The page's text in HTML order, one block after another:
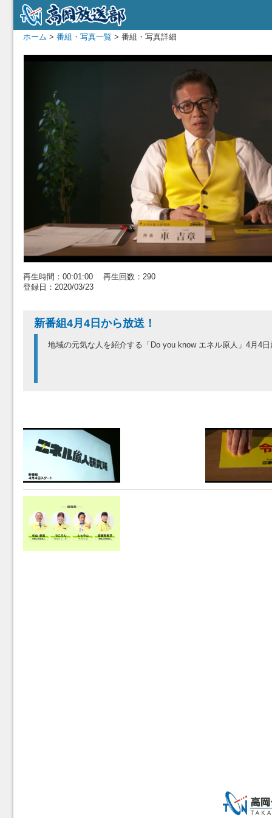
ホーム > 番組・写真一覧 > 番組・写真詳細
再生時間：00:01:00 再生回数：290
登録日：2020/03/23
新番組4月4日から放送！
地域の元気な人を紹介する「Do you know エネル原人」4月4